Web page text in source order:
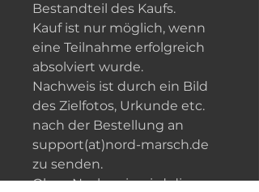
Bestandteil des Kaufs.
Kauf ist nur möglich, wenn
eine Teilnahme erfolgreich
absolviert wurde.
Nachweis ist durch ein Bild
des Zielfotos, Urkunde etc.
nach der Bestellung an
support(at)nord-marsch.de
zu senden.
Ohne Nachweis wird dieser